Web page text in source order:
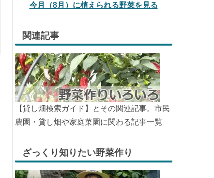
今月（8月）に植えられる野菜を見る
関連記事
【貸し畑検索ガイド】とその関連記事。市民
農園・貸し畑や家庭菜園に関わる記事一覧
ざっくり知りたい野菜作り